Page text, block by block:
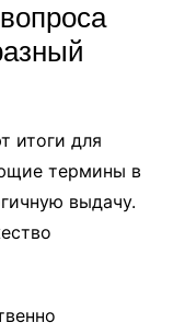
итоги для
термины в
выдачу.